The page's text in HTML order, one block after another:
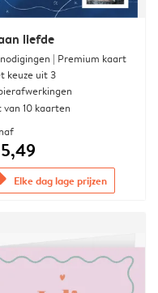
liefde
| Premium kaart
keuze uit 3
van 10 kaarten
Elke dag lage prijzen